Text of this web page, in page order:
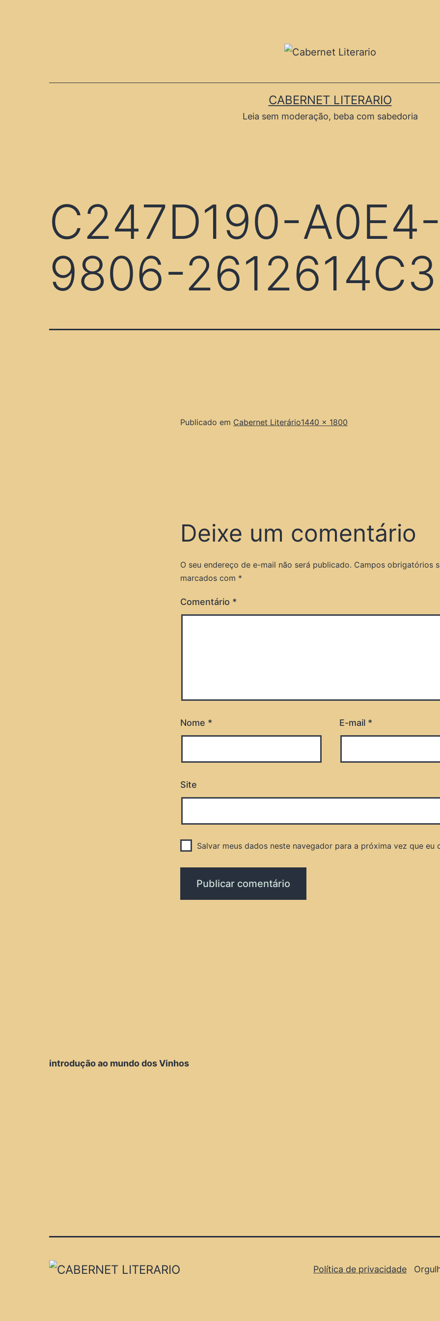
CABERNET LITERARIO
Leia sem moderação, beba com sabedoria
C247D190-
9806-
Publicado em Cabernet Literário1440 × 1800
Deixe um comentário
O seu endereço de e-mail não será publicado. Campos obrigatórios
marcados com *
Comentário *
Nome * E-mail *
Site
Salvar meus dados neste navegador para a próxima vez que eu
introdução ao mundo dos Vinhos
Política de privacidade